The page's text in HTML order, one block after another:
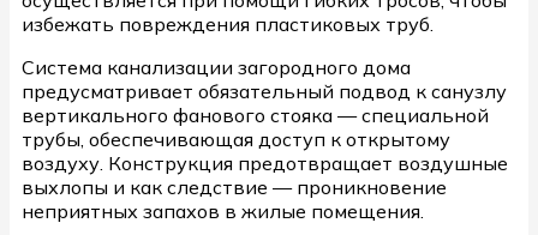
избежать повреждения пластиковых труб.
Система канализации загородного дома
предусматривает обязательный подвод к санузлу
вертикального фанового стояка — специальной
трубы, обеспечивающая доступ к открытому
воздуху. Конструкция предотвращает воздушные
выхлопы и как следствие — проникновение
неприятных запахов в жилые помещения.